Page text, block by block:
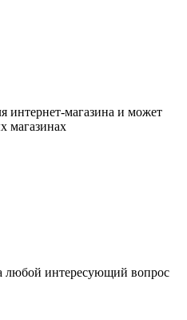
интернет-магазина и может
магазинах
любой интересующий вопрос